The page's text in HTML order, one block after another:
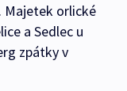
Majetek orlické
a Sedlec u
zpátky v